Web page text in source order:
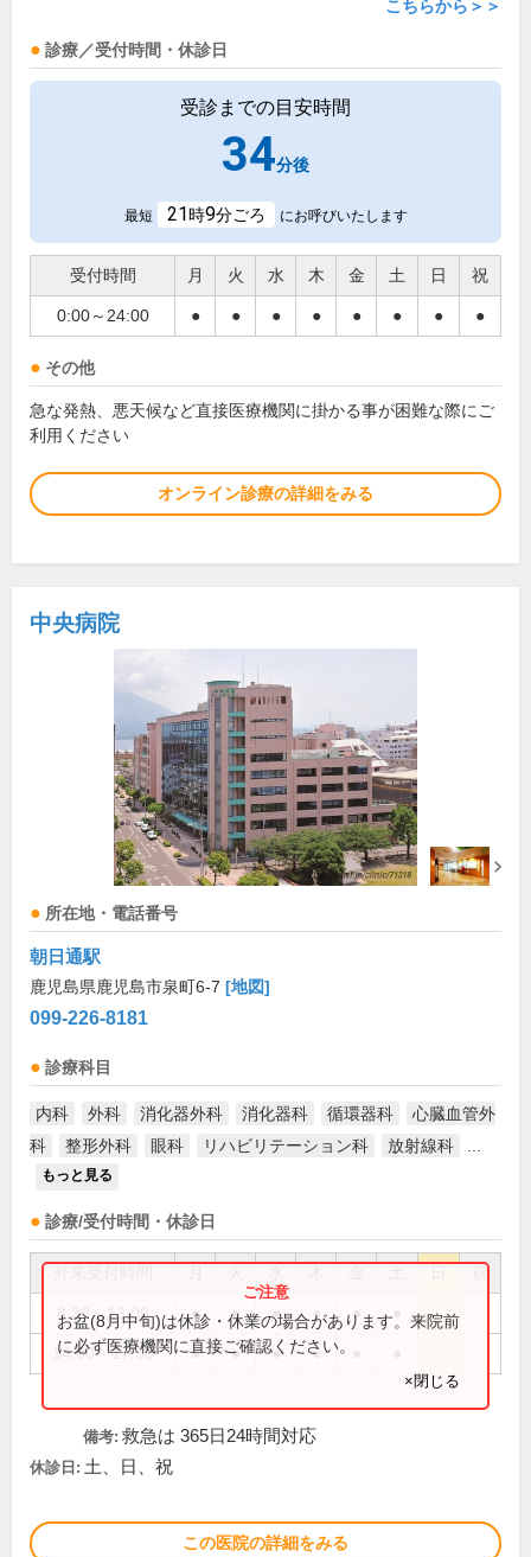
こちらから＞＞
診療／受付時間・休診日
受診までの目安時間
34分後
最短 21時9分ごろ にお呼びいたします
受付時間 月 火 水 木 金 土 日 祝
0:00～24:00 ● ● ● ● ● ● ● ●
その他
急な発熱、悪天候など直接医療機関に掛かる事が困難な際にご
利用ください
オンライン診療の詳細をみる
中央病院
所在地・電話番号
朝日通駅
鹿児島県鹿児島市泉町6-7 [地図]
099-226-8181
診療科目
内科 外科 消化器外科 消化器科 循環器科
心臓血管外
科
整形外科 眼科 リハビリテーション科 放射線科
もっと見る
診療/受付時間・休診日
祝
8:30～13:00 ● ● ● ● ●
14:00～17:30 ● ● ● ●
お盆(8月中旬)は休診・休業の場合があります。来院前
に必ず医療機関に直接ご確認ください。
×閉じる
備考: 救急は 365日24時間対応
休診日: 土、日、祝
この医院の詳細をみる